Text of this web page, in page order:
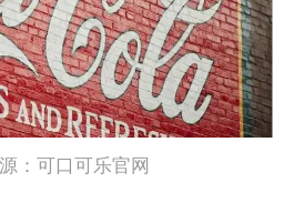
：可口可乐官网